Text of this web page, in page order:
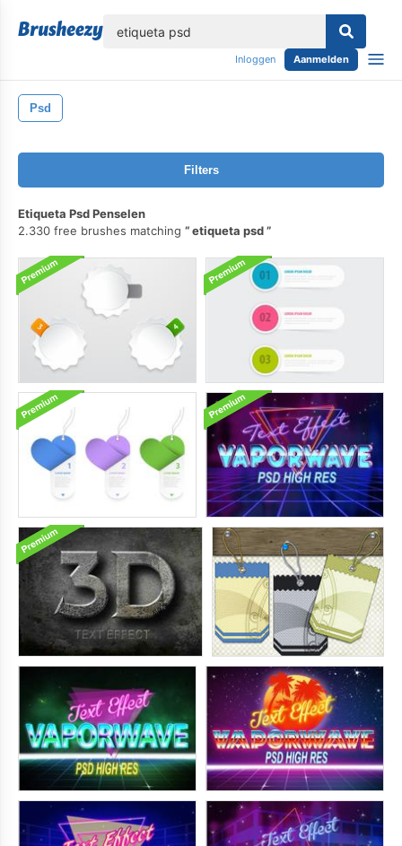
Inloggen Aanmelden
Psd
Filters
Etiqueta Psd Penselen
2.330 free brushes matching
etiqueta psd